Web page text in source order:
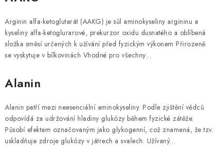
SPORTOVNÍ VYBAVENÍ
KRÁSA A WELLNESS
Kontakty Slovník pojmů
Obchodní podmínky
Podmínky ochrany osobních údajů
Doprava a platba
ý
p
i
s
s
o
v
n
í
k
Arginin alfa-ketoglutarát (AAKG) je sůl aminokyseliny argininu a
kyseliny alfa-ketoglurarové, prekurzor oxidu dusnatého a oblíbená
složka směsí určených k užívání před fyzickým výkonem Přirozeně
se vyskytuje v bílkovinách Vhodné pro všechny…
Alanin
Alanin patří mezi neesenciální aminokyseliny. Podle zjištění vědců
odpovídá za udržování hladiny glukózy během fyzické zátěže.
Působí efektem označovaným jako glykogenní, což znamená, že tzv.
uskladňuje zdroje glukózy v játrech a svalech. Užívaný…